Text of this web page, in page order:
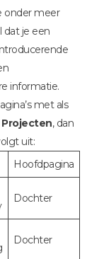
onder meer
dat je een
informatie.
met als
Projecten, dan
uit:
Hoofdpagina
Dochter
Dochter